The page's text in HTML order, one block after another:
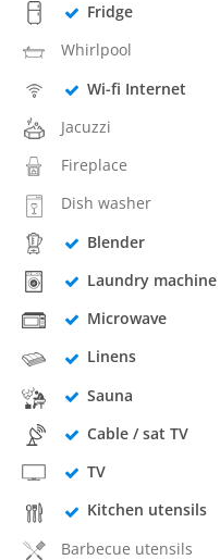
Fridge
Whirlpool
Wi-fi Internet
Jacuzzi
Fireplace
Dish washer
Blender
Laundry machine
Microwave
Linens
Sauna
Cable / sat TV
TV
Kitchen utensils
Barbecue utensils